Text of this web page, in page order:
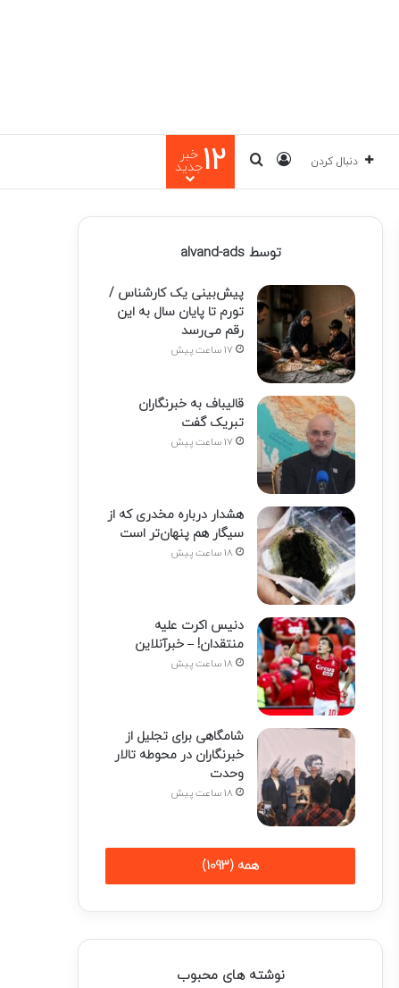
دنبال کردن ورودجستجو برای
12 خبر
جدید
توسط alvand-ads
پیش‌بینی یک کارشناس /
تورم تا پایان سال به این
رقم می‌رسد
17 ساعت پیش
قالیباف به خبرنگاران
تبریک گفت
17 ساعت پیش
هشدار درباره مخدری که از
سیگار هم پنهان‌تر است
18 ساعت پیش
دنیس اکرت علیه
منتقدان! – خبرآنلاین
18 ساعت پیش
شامگاهی برای تجلیل از
خبرنگاران در محوطه تالار
وحدت
18 ساعت پیش
همه (1093)
نوشته های محبوب